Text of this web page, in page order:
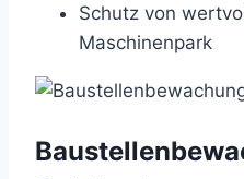
Schutz von
Maschinenpark